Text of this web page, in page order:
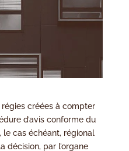
créées à compter
d’avis conforme du
cas échéant, régional
décision, par l’organe